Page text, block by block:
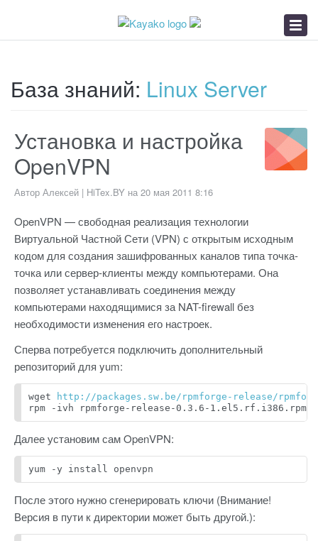
База знаний: Linux Server
Установка и настройка
OpenVPN
Автор Алексей | HiTex.BY на 20 мая 2011 8:16
OpenVPN — свободная реализация технологии
Виртуальной Частной Сети (VPN) с открытым исходным
кодом для создания зашифрованных каналов типа точка-
точка или сервер-клиенты между компьютерами. Она
позволяет устанавливать соединения между
компьютерами находящимися за NAT-firewall без
необходимости изменения его настроек.
Сперва потребуется подключить дополнительный
репозиторий для yum:
wget
http://packages.sw.be/rpmforge-release/
rpm -ivh rpmforge-release-0.3.6-1.el5.rf.i386.rpm
Далее установим сам OpenVPN:
yum -y install openvpn
После этого нужно сгенерировать ключи (Внимание!
Версия в пути к директории может быть другой.):